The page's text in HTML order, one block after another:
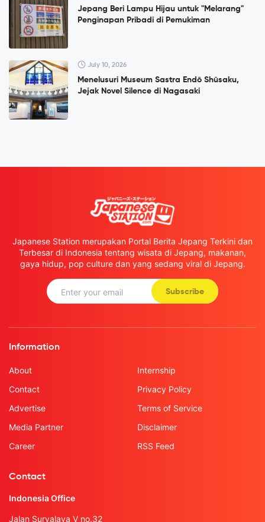
Jepang Beri Lampu Hijau untuk "Melarang"
Penginapan Pribadi di Pemukiman
July 10, 2026
Menelusuri Museum Sastra Endō Shūsaku,
Jejak Novel Silence di Nagasaki
Japanese Station merupakan Portal Berita Jepang Terkini dan
Terbesar di Indonesia tentang wisata di Jepang, makanan,
gaya hidup, pop culture dan yang sedang viral di Jepang.
Subscribe
Information
About
Contact
Advertise
Media Partner
Career
Internship
Privacy Policy
Terms of Service
Disclaimer
RSS Feed
Contact
Indonesia Office
Jalan Suryalaya V no.32